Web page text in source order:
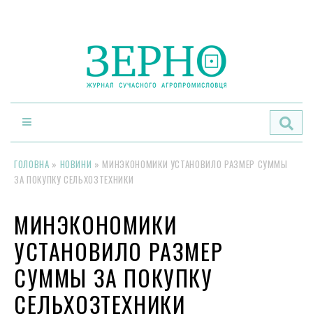
ГОЛОВНА » НОВИНИ » МИНЭКОНОМИКИ УСТАНОВИЛО РАЗМЕР СУММЫ
ЗА ПОКУПКУ СЕЛЬХОЗТЕХНИКИ
МИНЭКОНОМИКИ
УСТАНОВИЛО РАЗМЕР
СУММЫ ЗА ПОКУПКУ
СЕЛЬХОЗТЕХНИКИ